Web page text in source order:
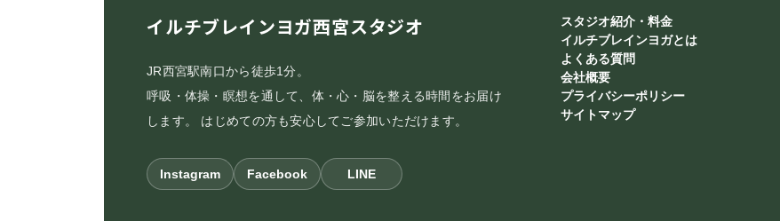
イルチブレインヨガ西宮スタジオ
JR西宮駅南口から徒歩1分。
呼吸・体操・瞑想を通して、体・心・脳を整える時間をお届け
します。 はじめての方も安心してご参加いただけます。
Instagram Facebook LINE
スタジオ紹介・料金
イルチブレインヨガとは
よくある質問
会社概要
プライバシーポリシー
サイトマップ